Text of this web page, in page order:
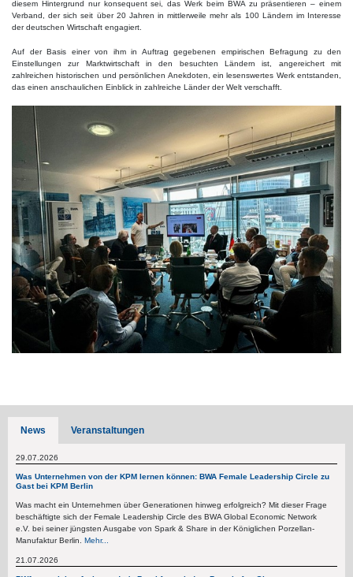
diesem Hintergrund nur konsequent sei, das Werk beim BWA zu präsentieren – einem
Verband, der sich seit über 20 Jahren in mittlerweile mehr als 100 Ländern im Interesse
der deutschen Wirtschaft engagiert.
Auf der Basis einer von ihm in Auftrag gegebenen empirischen Befragung zu den
Einstellungen zur Marktwirtschaft in den besuchten Ländern ist, angereichert mit
zahlreichen historischen und persönlichen Anekdoten, ein lesenswertes Werk entstanden,
das einen anschaulichen Einblick in zahlreiche Länder der Welt verschafft.
News Veranstaltungen
29.07.2026
Was Unternehmen von der KPM lernen können: BWA Female Leadership Circle zu
Gast bei KPM Berlin
Was macht ein Unternehmen über Generationen hinweg erfolgreich? Mit dieser Frage
beschäftigte sich der Female Leadership Circle des BWA Global Economic Network
e.V. bei seiner jüngsten Ausgabe von Spark & Share in der Königlichen Porzellan-
Manufaktur Berlin. Mehr...
21.07.2026